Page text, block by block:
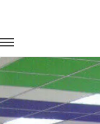
Перевозка сотрудников